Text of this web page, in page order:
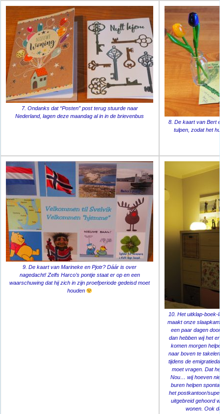
7. Ondanks dat “Posten” post terug stuurde naar
Nederland, lagen deze maandag al in in de brievenbus
8. De kaart van Bert
tulpen, zodat het
9. De kaart van Marineke en Pjotr? Dáár is over
nagedacht! Zelfs Harco’s pontje staat er op en een
waarschuwing dat hij zich in zijn proefperiode gedeisd moet
houden
10. Het uitklap-boek-
maakt onze
een paar dagen
dan hebben wij het
komen morgen
naar boven te
tijdens de
moet vragen. Dat
Nou… wij hoeven
buren helpen
het postkantoor/
uitgebreid gehoord
wonen. Ook